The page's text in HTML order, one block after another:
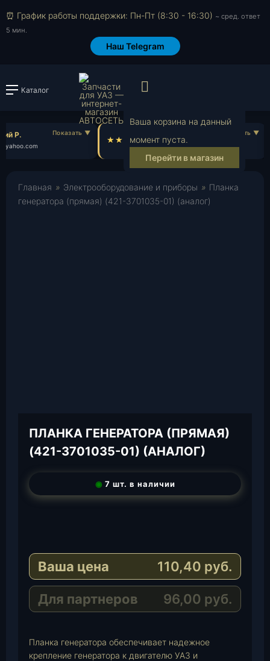
⏰ График работы поддержки: Пн-Пт (8:30 - 16:30) ~ сред. ответ
5 мин.
Наш Telegram
Каталог Войти или
Ваша корзина на данный
момент пуста.
Перейти в магазин
Р.
ol***@mail.ru
Главная » Электрооборудование и приборы » Планка
генератора (прямая) (421-3701035-01) (аналог)
ПЛАНКА ГЕНЕРАТОРА (ПРЯМАЯ)
(421-3701035-01) (АНАЛОГ)
◉ 7 шт. в наличии
e
r
a
m
a
s
A
p
a
i
l
Ваша цена 110,40 руб.
Для партнеров 96,00 руб.
Планка генератора обеспечивает надежное
крепление генератора к двигателю УАЗ и